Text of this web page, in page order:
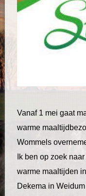
Vanaf 1 mei gaat
warme
Wommels
Ik ben op zoek
warme maaltijden
Dekema in